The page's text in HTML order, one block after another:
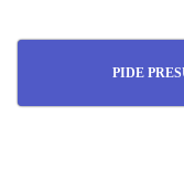
PIDE